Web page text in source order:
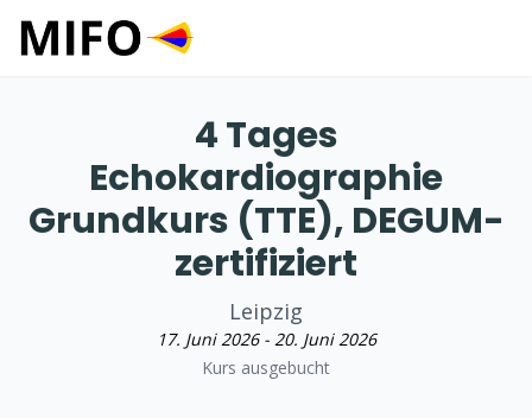
4 Tages
Echokardiographie
Grundkurs (TTE), DEGUM-
zertifiziert
Leipzig
17. Juni 2026 - 20. Juni 2026
Kurs ausgebucht